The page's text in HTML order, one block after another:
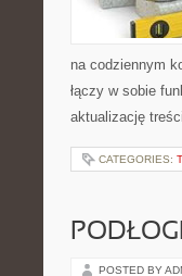
na codziennym
łączy w sobie
aktualizację
CATEGORIES:
POSTED BY